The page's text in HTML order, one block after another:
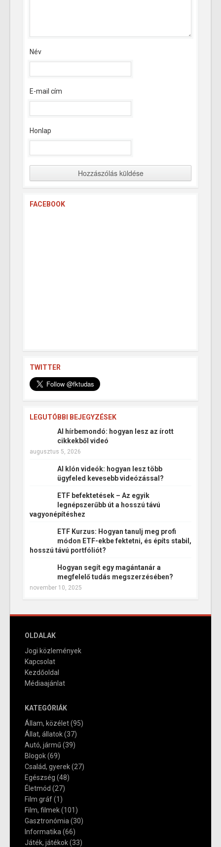
Név
E-mail cím
Honlap
FACEBOOK
TWITTER
LEGUTÓBBI BEJEGYZÉSEK
AI hírbemondó: hogyan lesz az írott
cikkekből videó
augusztus 5, 2026
AI klón videók: hogyan lesz több
ügyfeled kevesebb videózással?
ETF befektetések – Az egyik
legnépszerűbb út a hosszú távú
vagyonépítéshez
ETF Kurzus: Hogyan tanulj meg profi
módon ETF-ekbe fektetni, és építs stabil,
hosszú távú portfóliót?
Hogyan segít egy magántanár a
megfelelő tudás megszerzésében?
november 10, 2025
OLDALAK
Jogi közlemények
Kapcsolat
Kezdőoldal
Médiaajánlat
KATEGÓRIÁK
Állam, közélet(95)
Állat, állatok(37)
Autó, jármű (39)
Blogok(69)
Család, gyerek(27)
Egészség (48)
Életmód (27)
Film gráf(1)
Film, filmek(101)
Gasztronómia (30)
Informatika (66)
Játék, játékok(33)